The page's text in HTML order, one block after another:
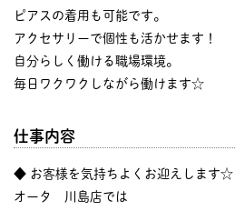
ピアスの着用も可能です。
アクセサリーで個性も活かせます！
自分らしく働ける職場環境。
毎日ワクワクしながら働けます☆
仕事内容
◆ お客様を気持ちよくお迎えします☆
オータ 川島店では